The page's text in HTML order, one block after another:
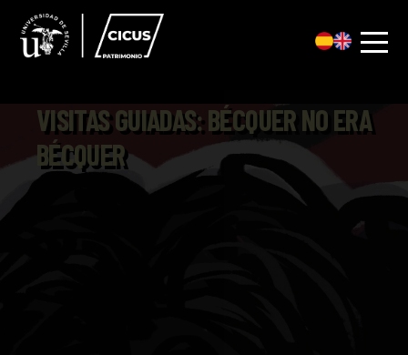
VISITAS GUIADAS: BÉCQUER NO ERA
BÉCQUER